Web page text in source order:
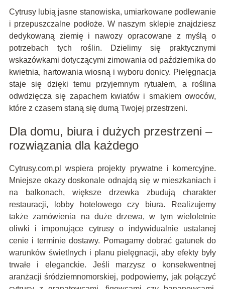
Cytrusy lubią jasne stanowiska, umiarkowane podlewanie
i przepuszczalne podłoże. W naszym sklepie znajdziesz
dedykowaną ziemię i nawozy opracowane z myślą o
potrzebach tych roślin. Dzielimy się praktycznymi
wskazówkami dotyczącymi zimowania od października do
kwietnia, hartowania wiosną i wyboru donicy. Pielęgnacja
staje się dzięki temu przyjemnym rytuałem, a roślina
odwdzięcza się zapachem kwiatów i smakiem owoców,
które z czasem staną się dumą Twojej przestrzeni.
Dla domu, biura i dużych przestrzeni –
rozwiązania dla każdego
Cytrusy.com.pl wspiera projekty prywatne i komercyjne.
Mniejsze okazy doskonale odnajdą się w mieszkaniach i
na balkonach, większe drzewka zbudują charakter
restauracji, lobby hotelowego czy biura. Realizujemy
także zamówienia na duże drzewa, w tym wieloletnie
oliwki i imponujące cytrusy o indywidualnie ustalanej
cenie i terminie dostawy. Pomagamy dobrać gatunek do
warunków świetlnych i planu pielęgnacji, aby efekty były
trwałe i eleganckie. Jeśli marzysz o konsekwentnej
aranżacji śródziemnomorskiej, podpowiemy, jak połączyć